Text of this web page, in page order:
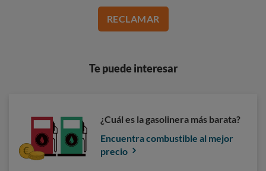
RECLAMAR
Te puede interesar
¿Cuál es la gasolinera más barata?
Encuentra combustible al mejor
precio